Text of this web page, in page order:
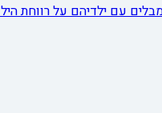
עם ילדיהם על רווחת